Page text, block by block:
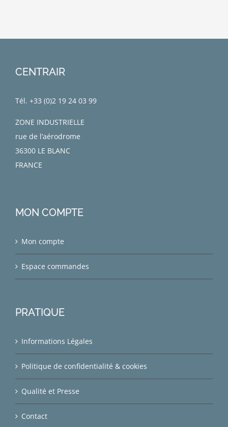
CENTRAIR
Tél. +33 (0)2 19 24 03 99
ZONE INDUSTRIELLE
rue de l’aérodrome
36300 LE BLANC
FRANCE
MON COMPTE
Mon compte
Espace commandes
PRATIQUE
Informations Légales
Politique de confidentialité & cookies
Qualité et Presse
Contact